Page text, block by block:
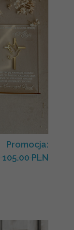
Promocja:
105.00 PLN